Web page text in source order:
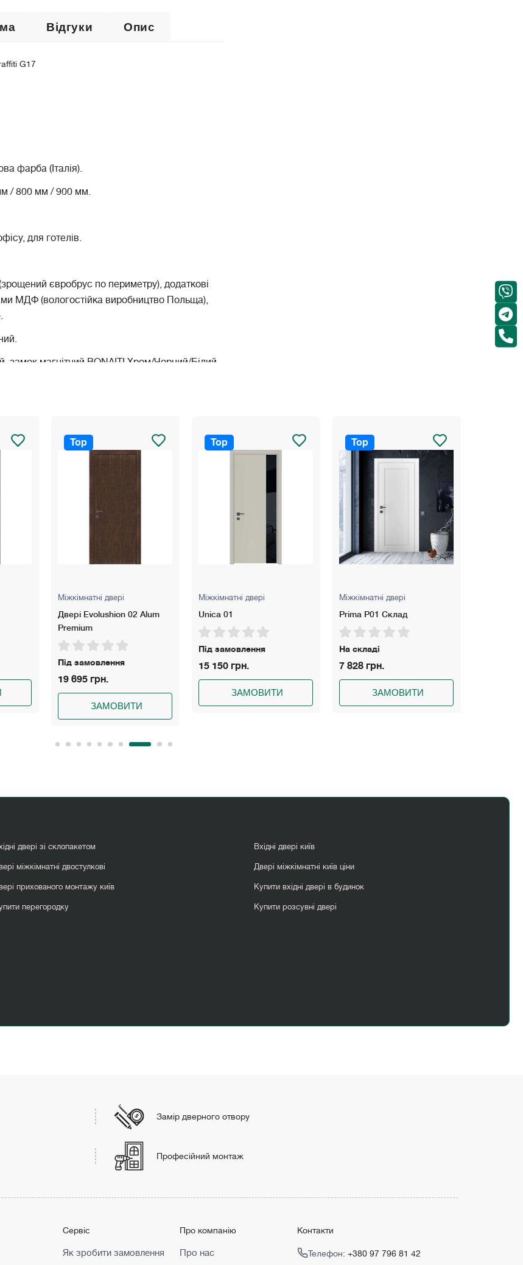
Відгуки Опис
G17
фарба (Італія).
/ 800 мм / 900 мм.
для готелів.
євробрус по периметру), додаткові
МДФ (вологостійка виробництво Польща),
магнітний BONAITI Хром/Чорний/Білий.
в зв'язку із можливою зміною курсу валют!
Top
Міжкімнатні двері
Двері Evolushion 02 Alum
Premium
Під замовлення
19 695 грн.
ЗАМОВИТИ
Top
Міжкімнатні двері
Unica 01
Під замовлення
15 150 грн.
ЗАМОВИТИ
Top
Міжкімнатні двері
Prima P01 Склад
На складі
7 828 грн.
ЗАМОВИТИ
двері зі склопакетом Вхідні двері київ
міжкімнатні двостулкові Двері міжкімнатні київ ціни
прихованого монтажу київ Купити вхідні двері в будинок
перегородку Купити розсувні двері
Замір дверного отвору
Професійний монтаж
Сервіс
Як зробити замовлення
Про компанію
Про нас
Контакти
Телефон: +380 97 796 81 42